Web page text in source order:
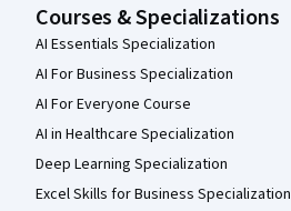
Courses & Specializations
AI Essentials Specialization
AI For Business Specialization
AI For Everyone Course
AI in Healthcare Specialization
Deep Learning Specialization
Excel Skills for Business Specialization